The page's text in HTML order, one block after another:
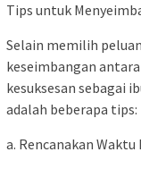
Tips untuk
Selain memilih
keseimbangan
kesuksesan sebagai
adalah beberapa tips:
a. Rencanakan